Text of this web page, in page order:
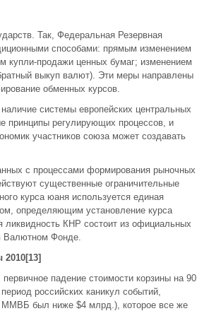
Так, Федеральная Резервная
способами: прямым изменением
купли-продажи ценных бумаг; изменением
выкуп валют). Эти меры направлены
обменных курсов.
системы европейских центральных
принципы регулирующих процессов, и
участников союза может создавать
с процессами формирования рыночных
существенные ограничительные
курса юаня используется единая
определяющим установление курса
КНР состоит из официальных
Валютном Фонде.
падение стоимости корзины на 90
российских каникул событий,
ММВБ был ниже $4 млрд.), которое все же